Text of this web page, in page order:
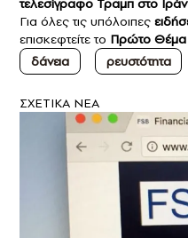
τελεσίγραφο Τραμπ στο Ιράν
Για όλες τις υπόλοιπες
επισκεφτείτε το Πρώτο Θέμα
δάνεια
ρευστότητα
ΣXETIKA NEA